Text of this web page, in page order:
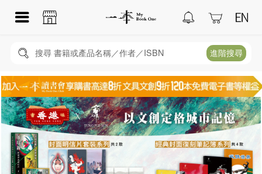
搜尋 書籍或產品名稱／作者／ISBN 進階搜尋